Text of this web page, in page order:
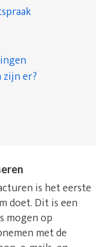
er?
is het eerste
doet. Dit is een
mogen op
met de